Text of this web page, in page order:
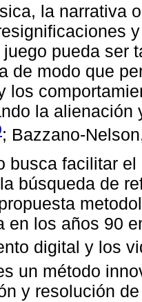
la narrativa
pueda ser
de modo que
los
la
; Bazzano-
busca facilitar
búsqueda de
en los años 90
digital y los
un método
y resolución